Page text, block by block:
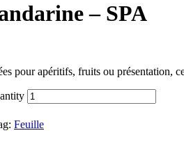
– SPA
pour apéritifs, fruits ou présentation,
Feuille